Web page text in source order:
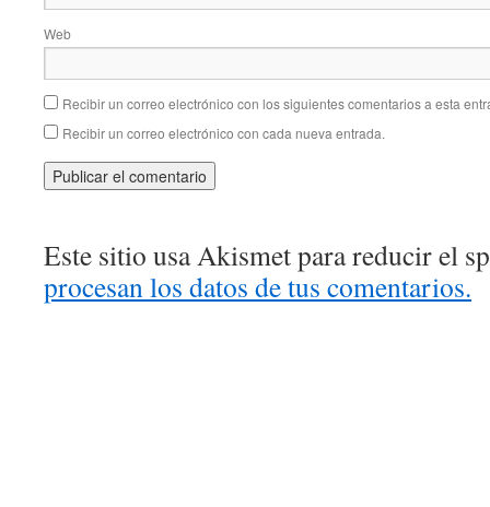
Web
Recibir un correo electrónico con los siguientes comentarios a esta
Recibir un correo electrónico con cada nueva entrada.
Este sitio usa Akismet para reducir el
procesan los datos de tus comentarios.